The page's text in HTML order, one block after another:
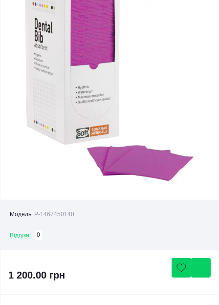
Модель: P-1467450140
Відгуки: 0
1 200.00 грн